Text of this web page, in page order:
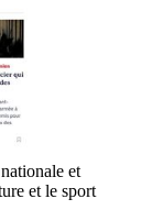
et
et le sport